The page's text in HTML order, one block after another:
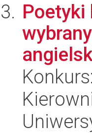
Poetyki
Konkurs: